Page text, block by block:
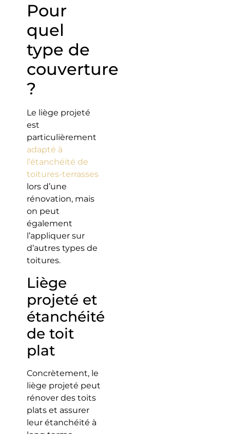
Pour
quel
type de
couverture
?
Le liège projeté
est
particulièrement
adapté à
l’étanchéité de
toitures-terrasses
lors d’une
rénovation, mais
on peut
également
l’appliquer sur
d’autres types de
toitures.
Liège
projeté et
étanchéité
de toit
plat
Concrètement, le
liège projeté peut
rénover des toits
plats et assurer
leur étanchéité à